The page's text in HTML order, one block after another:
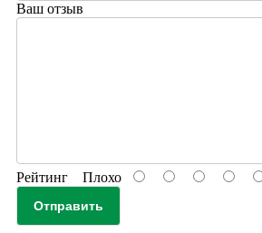
Ваш отзыв
Рейтинг Плохо
Отправить